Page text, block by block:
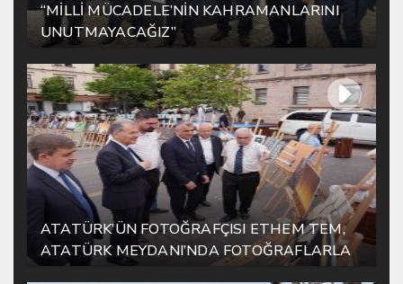
“MİLLİ MÜCADELE’NİN KAHRAMANLARINI
UNUTMAYACAĞIZ”
ATATÜRK’ÜN FOTOĞRAFÇISI ETHEM TEM,
ATATÜRK MEYDANI’NDA FOTOĞRAFLARLA
YAŞATILIYOR